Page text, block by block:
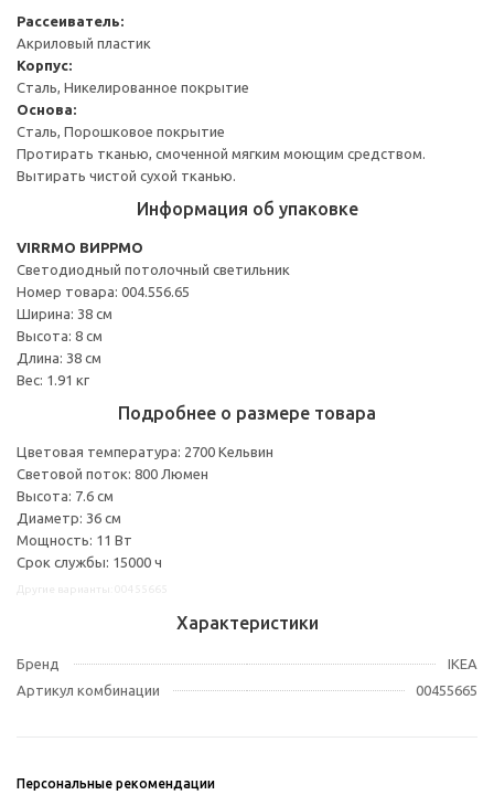
Рассеиватель:
Акриловый пластик
Корпус:
Сталь, Никелированное покрытие
Основа:
Сталь, Порошковое покрытие
Протирать тканью, смоченной мягким моющим средством.
Вытирать чистой сухой тканью.
Информация об упаковке
VIRRMO ВИРРМО
Светодиодный потолочный светильник
Номер товара: 004.556.65
Ширина: 38 см
Высота: 8 см
Длина: 38 см
Вес: 1.91 кг
Подробнее о размере товара
Цветовая температура: 2700 Кельвин
Световой поток: 800 Люмен
Высота: 7.6 см
Диаметр: 36 см
Мощность: 11 Вт
Срок службы: 15000 ч
Характеристики
Бренд
IKEA
Артикул комбинации
00455665
Персональные рекомендации